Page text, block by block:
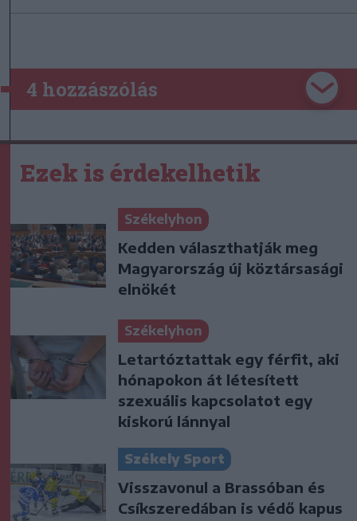
4 hozzászólás
Ezek is érdekelhetik
Székelyhon
Kedden választhatják meg
Magyarország új köztársasági
elnökét
Székelyhon
Letartóztattak egy férfit, aki
hónapokon át létesített
szexuális kapcsolatot egy
kiskorú lánnyal
Székely Sport
Visszavonul a Brassóban és
Csíkszeredában is védő kapus